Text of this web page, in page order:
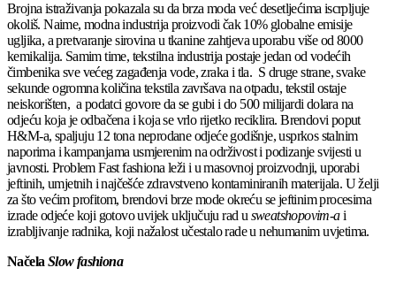
Brojna istraživanja pokazala su da brza moda već desetljećima iscrpljuje
okoliš. Naime, modna industrija proizvodi čak 10% globalne emisije
ugljika, a pretvaranje sirovina u tkanine zahtjeva uporabu više od 8000
kemikalija. Samim time, tekstilna industrija postaje jedan od vodećih
čimbenika sve većeg zagađenja vode, zraka i tla. S druge strane, svake
sekunde ogromna količina tekstila završava na otpadu, tekstil ostaje
neiskorišten, a podatci govore da se gubi i do 500 milijardi dolara na
odjeću koja je odbačena i koja se vrlo rijetko reciklira. Brendovi poput
H&M-a, spaljuju 12 tona neprodane odjeće godišnje, usprkos stalnim
naporima i kampanjama usmjerenim na održivost i podizanje svijesti u
javnosti. Problem Fast fashiona leži i u masovnoj proizvodnji, uporabi
jeftinih, umjetnih i najčešće zdravstveno kontaminiranih materijala. U želji
za što većim profitom, brendovi brze mode okreću se jeftinim procesima
izrade odjeće koji gotovo uvijek uključuju rad u sweatshopovim-ai
izrabljivanje radnika, koji nažalost učestalo rade u nehumanim uvjetima.
Načela Slow fashiona